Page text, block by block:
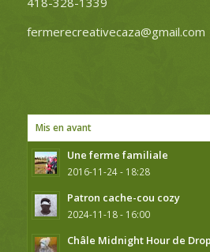
fermerecreativecaza@gmail.com
Mis en avant
Une ferme familiale
2016-11-24 - 18:28
Patron cache-cou cozy
2024-11-18 - 16:00
Châle Midnight Hour de